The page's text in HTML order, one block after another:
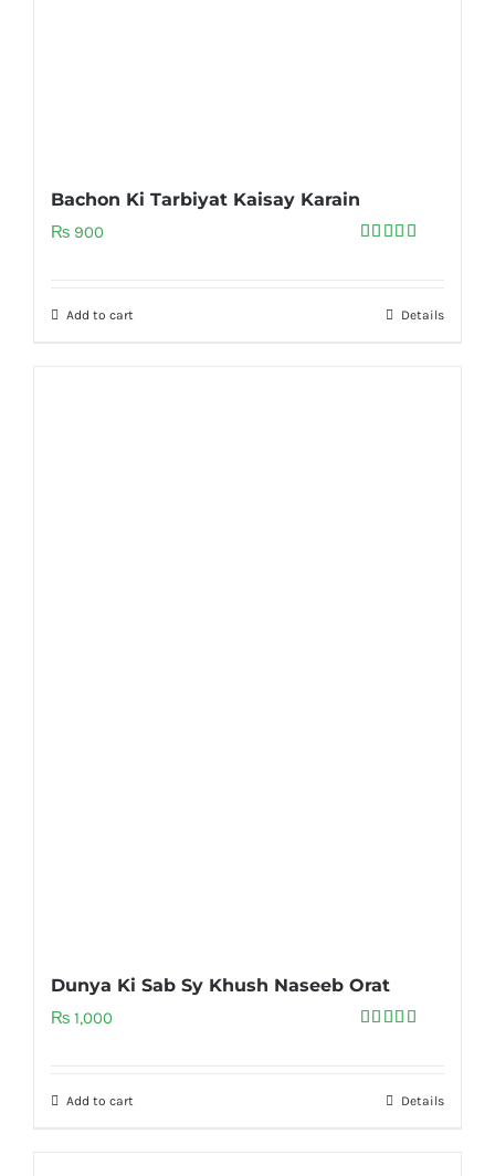
Bachon Ki Tarbiyat Kaisay Karain
₨ 900
Add to cart Details
Dunya Ki Sab Sy Khush Naseeb Orat
₨ 1,000
Add to cart Details